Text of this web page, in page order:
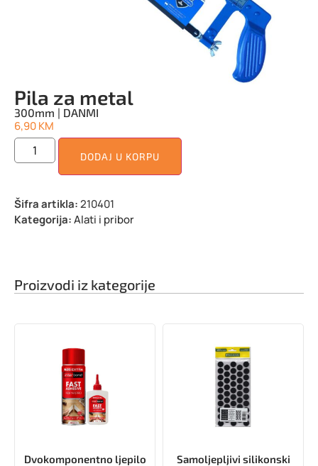
Pila za metal
300mm | DANMI
6,90KM
DODAJ U KORPU
Šifra artikla:210401
Kategorija:Alati i pribor
Proizvodi iz kategorije
Dvokomponentno ljepilo
Samoljepljivi silikonski